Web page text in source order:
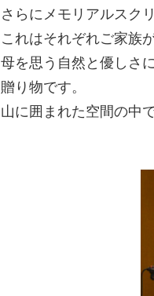
さらにメモリアルスク
これはそれぞれご家族
母を思う自然と優しさ
贈り物です。
山に囲まれた空間の中